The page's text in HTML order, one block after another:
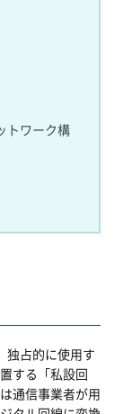
トワーク構
独占的に使用す
する「私設回
通信事業者が用